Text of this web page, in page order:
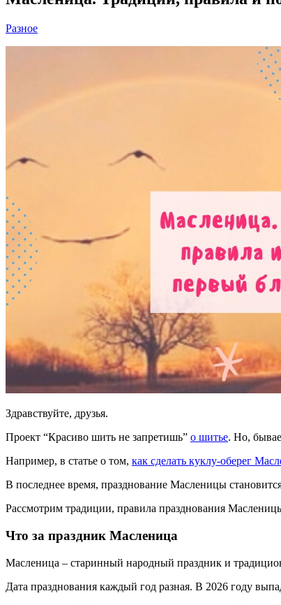
Разное
Здравствуйте, друзья.
Проект “Красиво шить не запретишь” о шитье. Но,
Например, в статье о том, как сделать куклу-оберег
В последнее время, празднование Масленицы
Рассмотрим традиции, правила празднования
Что за праздник Масленица
Масленица – старинный народный праздник и
Дата празднования каждый год разная. В 2026 году